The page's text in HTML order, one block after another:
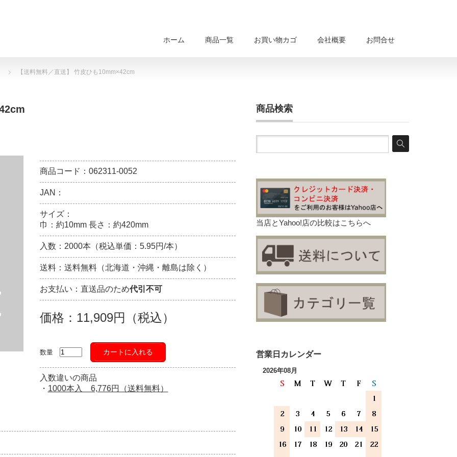
ホーム 商品一覧 お買い物カゴ 会社概要 お問合せ
【送料無料／直送】 竹皮ひも10mm×42cm
商品コード：062311-0052
JAN：
サイズ：
巾：約10mm 長さ：約420mm
入数：2000本（税込単価：5.95円/本）
送料：送料無料（北海道・沖縄・離島は除く）
お支払い：直送品のため代引不可
価格：11,909円（税込）
数量 カートに入れる
入数違いの商品
・ 1000本入 6,776円（送料無料）
商品検索
当店とYahoo!店の比較はこちらへ
営業日カレンダー
2026年08月